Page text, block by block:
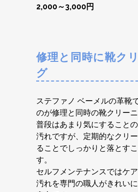
2,000～3,000円
修理と同時に靴ク
グ
ステファノ ベーメルの革靴
のが修理と同時の靴クリーニ
普段はあまり気にすること
汚れですが、定期的なクリ
ることでしっかりと落とす
す。
セルフメンテナンスではケ
汚れを専門の職人がきれい